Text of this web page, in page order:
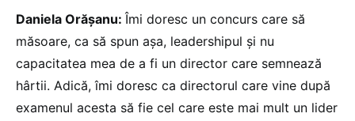
Daniela Orășanu: Îmi doresc un concurs care să
măsoare, ca să spun așa, leadershipul și nu
capacitatea mea de a fi un director care semnează
hârtii. Adică, îmi doresc ca directorul care vine după
examenul acesta să fie cel care este mai mult un lider